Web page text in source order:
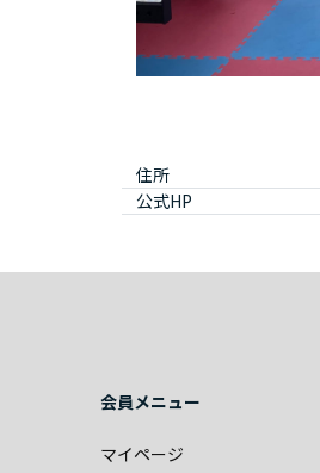
住所
公式HP
会員メニュー
マイページ